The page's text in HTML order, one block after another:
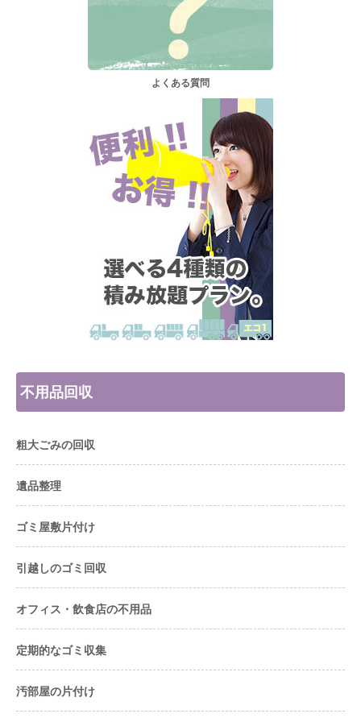
よくある質問
不用品回収
粗大ごみの回収
遺品整理
ゴミ屋敷片付け
引越しのゴミ回収
オフィス・飲食店の不用品
定期的なゴミ収集
汚部屋の片付け